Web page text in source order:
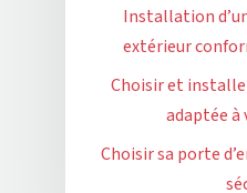
Installation
extérieur
Choisir et
adaptée
Choisir sa porte